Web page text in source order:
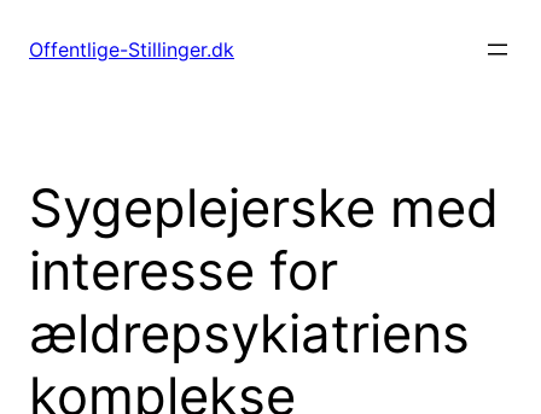
Offentlige-Stillinger.dk
Sygeplejerske med
interesse for
ældrepsykiatriens
komplekse